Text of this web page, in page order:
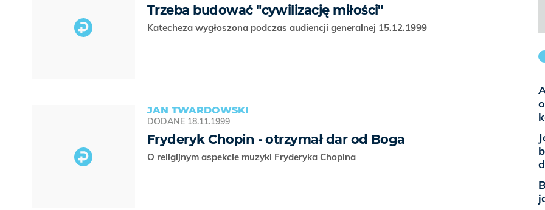
Trzeba budować "cywilizację miłości"
Katecheza wygłoszona podczas audiencji generalnej 15.12.1999
JAN TWARDOWSKI
DODANE 18.11.1999
Fryderyk Chopin - otrzymał dar od Boga
O religijnym aspekcie muzyki Fryderyka Chopina